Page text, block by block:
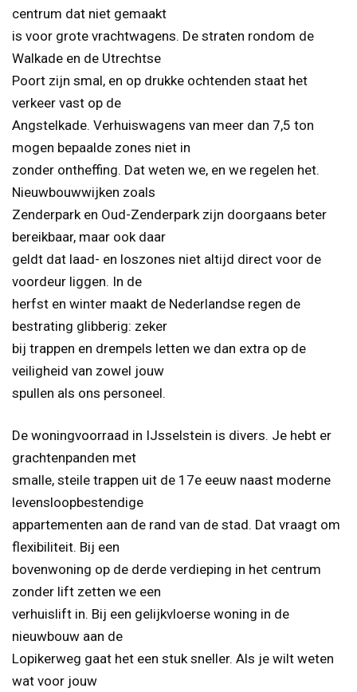
centrum dat niet gemaakt
is voor grote vrachtwagens. De straten rondom de
Walkade en de Utrechtse
Poort zijn smal, en op drukke ochtenden staat het
verkeer vast op de
Angstelkade. Verhuiswagens van meer dan 7,5 ton
mogen bepaalde zones niet in
zonder ontheffing. Dat weten we, en we regelen het.
Nieuwbouwwijken zoals
Zenderpark en Oud-Zenderpark zijn doorgaans beter
bereikbaar, maar ook daar
geldt dat laad- en loszones niet altijd direct voor de
voordeur liggen. In de
herfst en winter maakt de Nederlandse regen de
bestrating glibberig: zeker
bij trappen en drempels letten we dan extra op de
veiligheid van zowel jouw
spullen als ons personeel.
De woningvoorraad in IJsselstein is divers. Je hebt er
grachtenpanden met
smalle, steile trappen uit de 17e eeuw naast moderne
levensloopbestendige
appartementen aan de rand van de stad. Dat vraagt om
flexibiliteit. Bij een
bovenwoning op de derde verdieping in het centrum
zonder lift zetten we een
verhuislift in. Bij een gelijkvloerse woning in de
nieuwbouw aan de
Lopikerweg gaat het een stuk sneller. Als je wilt weten
wat voor jouw